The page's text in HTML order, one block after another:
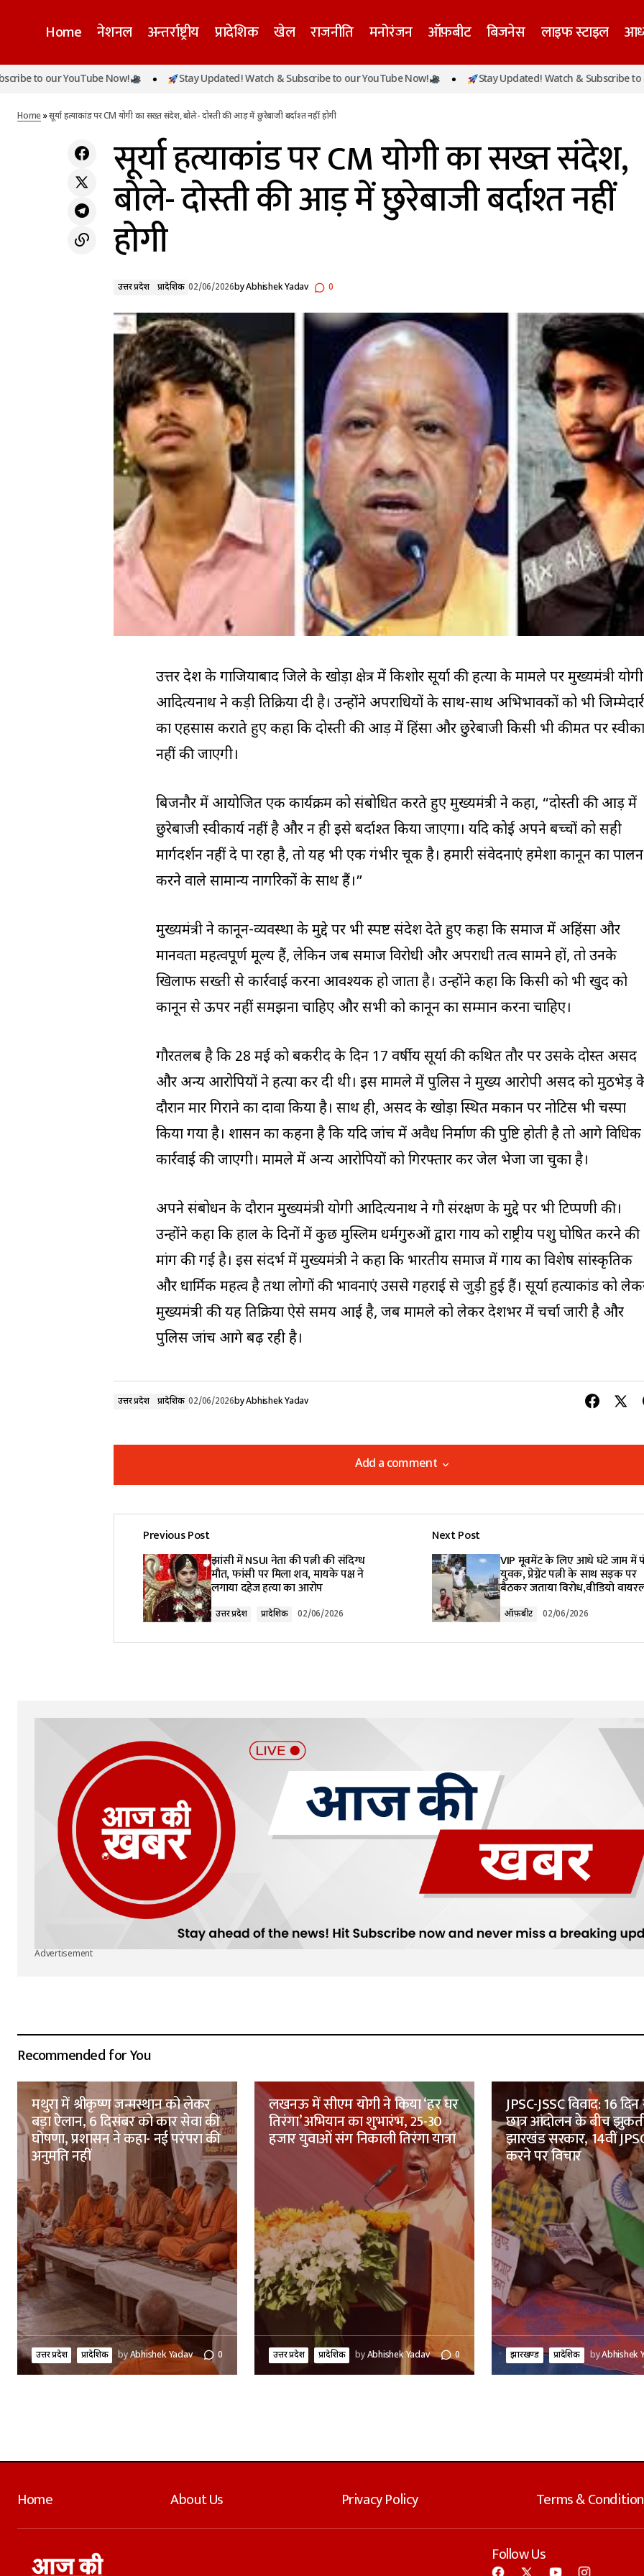
Home नेशनल अन्तर्राष्ट्रीय प्रादेशिक खेल राजनीति मनोरंजन ऑफ़बीट बिजनेस लाइफ स्टाइल
झांसी में NSUI नेता की पत्नी की संदिग्ध मौत, फांसी
पर मिला शव, मायके पक्ष ने लगाया दहेज हत्या का
उत्तर प्रदेश
सूर्या हत्याकांड पर CM योगी का सख्त संदेश, बोले- दोस्ती की आड़ में
YouTube Now! Stay Updated! Watch & Subscribe to our YouTube Now! Stay Updated! Watch & Subscribe to our
Home»सूर्या हत्याकांड पर CM योगी का सख्त संदेश, बोले- दोस्ती की आड़ में छुरेबाजी बर्दाश्त नहीं होगी
सूर्या हत्याकांड पर CM योगी का सख्त संदेश,
बोले- दोस्ती की आड़ में छुरेबाजी बर्दाश्त नहीं
होगी
उत्तर प्रदेश प्रादेशिक 02/06/2026byAbhishek Yadav 0
उत्तर प्रदेश के गाजियाबाद जिले के खोड़ा क्षेत्र में किशोर सूर्या की हत्या के मामले पर मुख्यमंत्री योगी
आदित्यनाथ ने कड़ी प्रतिक्रिया दी है। उन्होंने अपराधियों के साथ-साथ अभिभावकों को भी
का एहसास कराते हुए कहा कि दोस्ती की आड़ में हिंसा और छुरेबाजी किसी भी कीमत पर
नहीं की जाएगी।
बिजनौर में आयोजित एक कार्यक्रम को संबोधित करते हुए मुख्यमंत्री ने कहा, “दोस्ती की आड़ में
छुरेबाजी स्वीकार्य नहीं है और न ही इसे बर्दाश्त किया जाएगा। यदि कोई अपने बच्चों को सही
मार्गदर्शन नहीं दे पा रहा है, तो यह भी एक गंभीर चूक है। हमारी संवेदनाएं हमेशा कानून का पालन
करने वाले सामान्य नागरिकों के साथ हैं।”
मुख्यमंत्री ने कानून-व्यवस्था के मुद्दे पर भी स्पष्ट संदेश देते हुए कहा कि समाज में अहिंसा और
मानवता महत्वपूर्ण मूल्य हैं, लेकिन जब समाज विरोधी और अपराधी तत्व सामने हों, तो उनके
खिलाफ सख्ती से कार्रवाई करना आवश्यक हो जाता है। उन्होंने कहा कि किसी को भी खुद को
कानून से ऊपर नहीं समझना चाहिए और सभी को कानून का सम्मान करना चाहिए।
गौरतलब है कि 28 मई को बकरीद के दिन 17 वर्षीय सूर्या की कथित तौर पर उसके दोस्त असद
और अन्य आरोपियों ने हत्या कर दी थी। इस मामले में पुलिस ने मुख्य आरोपी असद को मुठभेड़
दौरान मार गिराने का दावा किया है। साथ ही, असद के खोड़ा स्थित मकान पर नोटिस भी चस्पा
किया गया है। प्रशासन का कहना है कि यदि जांच में अवैध निर्माण की पुष्टि होती है तो आगे विधिक
कार्रवाई की जाएगी। मामले में अन्य आरोपियों को गिरफ्तार कर जेल भेजा जा चुका है।
अपने संबोधन के दौरान मुख्यमंत्री योगी आदित्यनाथ ने गौ संरक्षण के मुद्दे पर भी टिप्पणी की।
उन्होंने कहा कि हाल के दिनों में कुछ मुस्लिम धर्मगुरुओं द्वारा गाय को राष्ट्रीय पशु घोषित करने की
मांग की गई है। इस संदर्भ में मुख्यमंत्री ने कहा कि भारतीय समाज में गाय का विशेष सांस्कृतिक
और धार्मिक महत्व है तथा लोगों की भावनाएं उससे गहराई से जुड़ी हुई हैं। सूर्या हत्याकांड को
मुख्यमंत्री की यह प्रतिक्रिया ऐसे समय आई है, जब मामले को लेकर प्रदेशभर में चर्चा जारी है और
पुलिस जांच आगे बढ़ रही है।
उत्तर प्रदेश प्रादेशिक 02/06/2026byAbhishek Yadav
Add a comment
Add a comment
Your email address will not be published. Required fields are marked
Comment*
Previous Post
झांसी में NSUI नेता की पत्नी की संदिग्ध
मौत, फांसी पर मिला शव, मायके पक्ष ने
लगाया दहेज हत्या का आरोप
उत्तर प्रदेश प्रादेशिक 02/06/2026
Next Post
VIP मूवमेंट के लिए आधे घंटे जाम में
युवक, प्रेग्नेंट पत्नी के साथ सड़क पर
बैठकर जताया विरोध,वीडियो
ऑफ़बीट 02/06/2026
Advertisement
Recommended for You
मथुरा में श्रीकृष्ण जन्मस्थान को लेकर
बड़ा ऐलान, 6 दिसंबर को कार सेवा की
घोषणा, प्रशासन ने कहा- नई परंपरा की
अनुमति नहीं
उत्तर प्रदेश प्रादेशिक byAbhishek Yadav 0
लखनऊ में सीएम योगी ने किया ‘हर घर
तिरंगा’ अभियान का शुभारंभ, 25-30
हजार युवाओं संग निकाली तिरंगा यात्रा
उत्तर प्रदेश प्रादेशिक byAbhishek Yadav 0
JPSC-JSSC विवाद: 16
छात्र आंदोलन के बीच
झारखंड सरकार, 14वीं
करने पर विचार
झारखण्ड प्रादेशिक byAbhishek
Home About Us Privacy Policy Terms &
Follow Us